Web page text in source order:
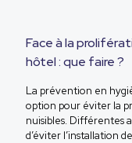
Face à la
hôtel : que faire ?
La prévention en
option pour éviter la
nuisibles. Différentes
d’éviter l’installation